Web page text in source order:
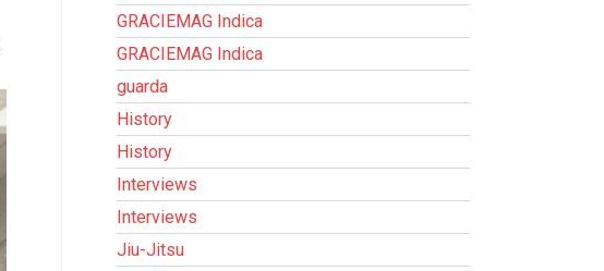
GRACIEMAG Indica
GRACIEMAG Indica
guarda
History
History
Interviews
Interviews
Jiu-Jitsu